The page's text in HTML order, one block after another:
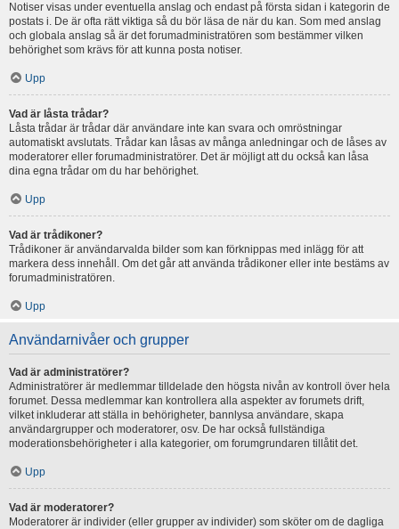
Notiser visas under eventuella anslag och endast på första sidan i kategorin de
postats i. De är ofta rätt viktiga så du bör läsa de när du kan. Som med anslag
och globala anslag så är det forumadministratören som bestämmer vilken
behörighet som krävs för att kunna posta notiser.
Upp
Vad är låsta trådar?
Låsta trådar är trådar där användare inte kan svara och omröstningar
automatiskt avslutats. Trådar kan låsas av många anledningar och de låses av
moderatorer eller forumadministratörer. Det är möjligt att du också kan låsa
dina egna trådar om du har behörighet.
Upp
Vad är trådikoner?
Trådikoner är användarvalda bilder som kan förknippas med inlägg för att
markera dess innehåll. Om det går att använda trådikoner eller inte bestäms av
forumadministratören.
Upp
Användarnivåer och grupper
Vad är administratörer?
Administratörer är medlemmar tilldelade den högsta nivån av kontroll över hela
forumet. Dessa medlemmar kan kontrollera alla aspekter av forumets drift,
vilket inkluderar att ställa in behörigheter, bannlysa användare, skapa
användargrupper och moderatorer, osv. De har också fullständiga
moderationsbehörigheter i alla kategorier, om forumgrundaren tillåtit det.
Upp
Vad är moderatorer?
Moderatorer är individer (eller grupper av individer) som sköter om de dagliga